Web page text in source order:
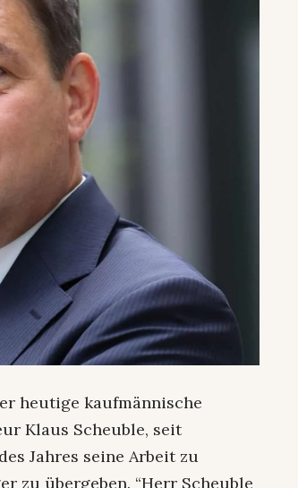
heutige kaufmännische
Klaus Scheuble, seit
Jahres seine Arbeit zu
zu übergeben. “Herr Scheuble